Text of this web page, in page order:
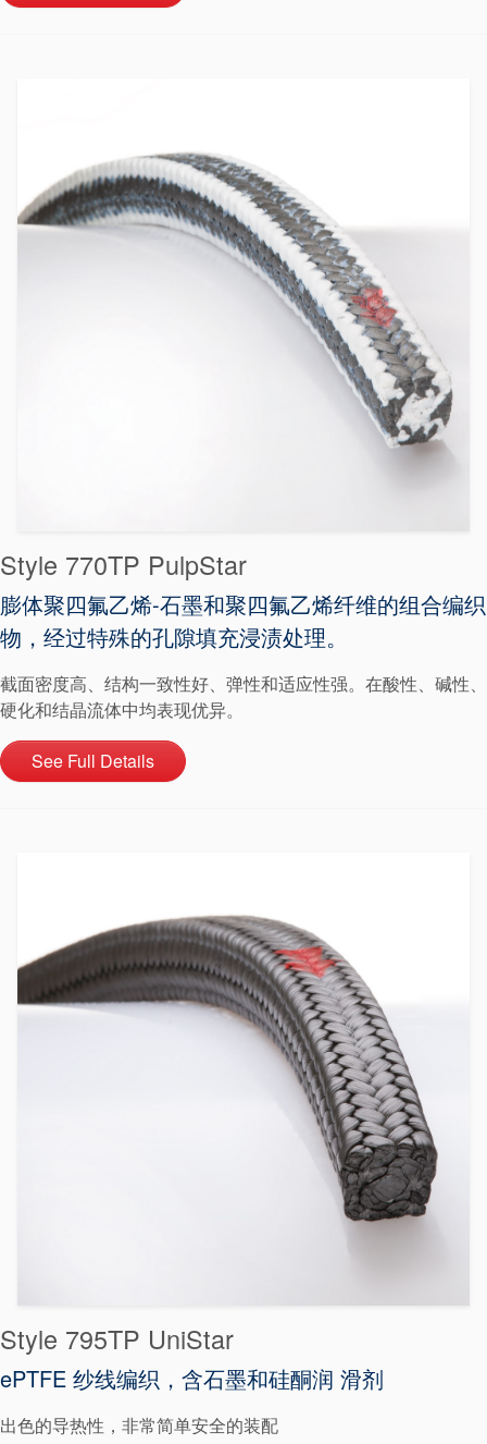
Style 770TP PulpStar
膨体聚四氟乙烯-石墨和聚四氟乙烯纤维的组合编织
物，经过特殊的孔隙填充浸渍处理。
截面密度高、结构一致性好、弹性和适应性强。在酸性、碱性、
硬化和结晶流体中均表现优异。
See Full Details
Style 795TP UniStar
ePTFE 纱线编织，含石墨和硅酮润 滑剂
出色的导热性，非常简单安全的装配